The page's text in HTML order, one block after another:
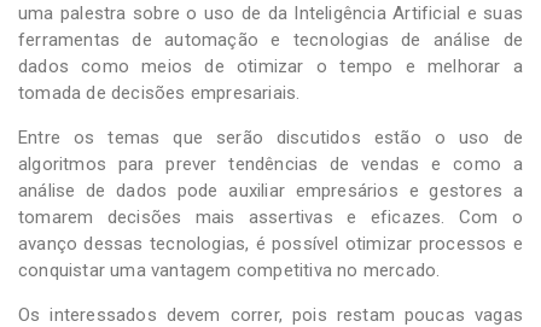
uma palestra sobre o uso de da Inteligência Artificial e suas
ferramentas de automação e tecnologias de análise de
dados como meios de otimizar o tempo e melhorar a
tomada de decisões empresariais.
Entre os temas que serão discutidos estão o uso de
algoritmos para prever tendências de vendas e como a
análise de dados pode auxiliar empresários e gestores a
tomarem decisões mais assertivas e eficazes. Com o
avanço dessas tecnologias, é possível otimizar processos e
conquistar uma vantagem competitiva no mercado.
Os interessados devem correr, pois restam poucas vagas